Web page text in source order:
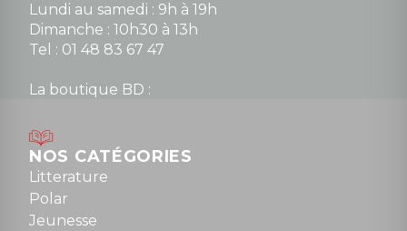
Lundi au samedi : 9h à 19h
Dimanche : 10h30 à 13h
Tel : 01 48 83 67 47
La boutique BD :
Mardi au samedi : 10h à 13h / 14h à 19h
Dimanche : 10h30 à 12h30
Tel : 01 48 89 13 88
Fermé le dimanche en Juillet et Août
NOS CATÉGORIES
Litterature
Polar
Jeunesse